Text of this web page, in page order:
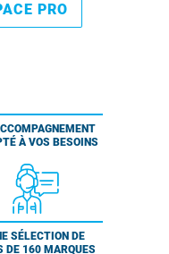
PRO
À VOS BESOINS
SÉLECTION DE
DE 160 MARQUES